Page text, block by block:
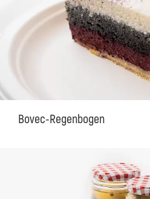
Bovec-Regenbogen